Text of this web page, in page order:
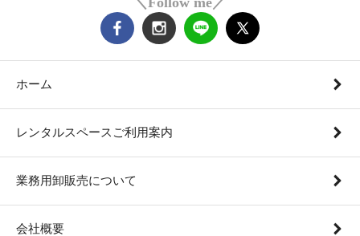
ホーム
レンタルスペースご利用案内
業務用卸販売について
会社概要